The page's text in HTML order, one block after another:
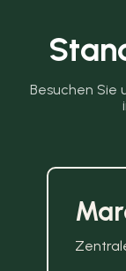
Besuchen Sie